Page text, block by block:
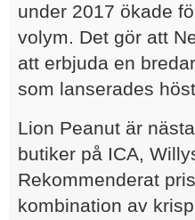
under 2017 ökade
volym. Det gör att
att erbjuda en
som lanserades
Lion Peanut är
butiker på ICA,
Rekommenderat
kombination av